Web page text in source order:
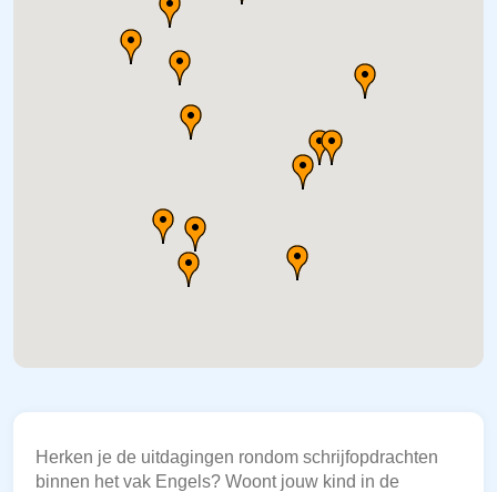
Herken je de uitdagingen rondom schrijfopdrachten
binnen het vak Engels? Woont jouw kind in de